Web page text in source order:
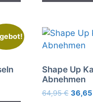
Shape Up
Abnehmen
64,95€ 36,65